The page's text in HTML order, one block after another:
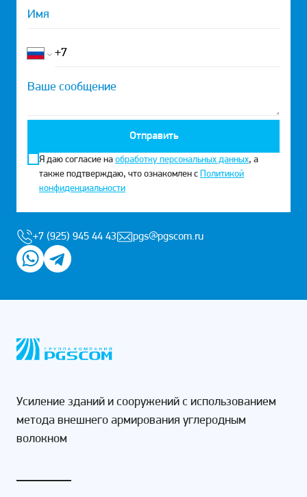
Отправить
Я даю согласие на обработку персональных данных, а
также подтверждаю, что ознакомлен с Политикой
конфиденциальности
+7 (925) 945 44 43 pgs@pgscom.ru
Усиление зданий и сооружений с использованием
метода внешнего армирования углеродным
волокном